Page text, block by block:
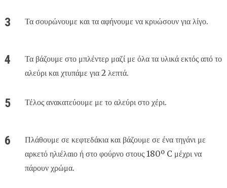
Τα σουρώνουμε και τα αφήνουμε να κρυώσουν για λίγο.
Τα βάζουμε στο μπλέντερ μαζί με όλα τα υλικά εκτός από το
αλεύρι και χτυπάμε για 2 λεπτά.
Τέλος ανακατεύουμε με το αλεύρι στο χέρι.
Πλάθουμε σε κεφτεδάκια και βάζουμε σε ένα τηγάνι με
αρκετό ηλιέλαιο ή στο φούρνο στους 180º C μέχρι να
πάρουν χρώμα.